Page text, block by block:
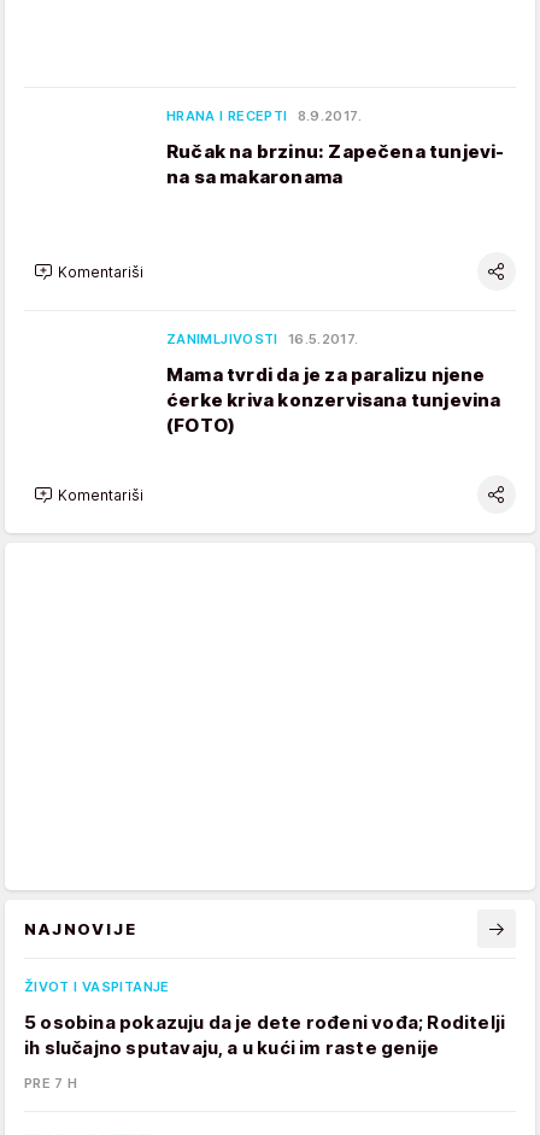
HRANA I RECEPTI 8.9.2017.
Ručak na brzinu: Zapečena tun­je­vi­
na sa ma­ka­ro­nama
Komentariši
ZANIMLJIVOSTI 16.5.2017.
Mama tvrdi da je za paralizu njene
ćerke kriva konzervisana tunjevina
(FOTO)
Komentariši
NAJNOVIJE
ŽIVOT I VASPITANJE
5 osobina pokazuju da je dete rođeni vođa; Roditelji
ih slučajno sputavaju, a u kući im raste genije
PRE 7 H